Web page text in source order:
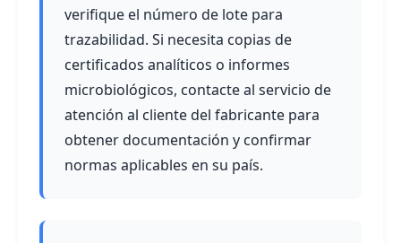
verifique el número de lote para
trazabilidad. Si necesita copias de
certificados analíticos o informes
microbiológicos, contacte al servicio de
atención al cliente del fabricante para
obtener documentación y confirmar
normas aplicables en su país.